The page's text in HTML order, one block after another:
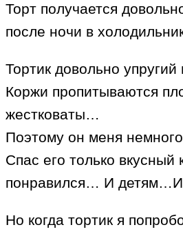
Торт получается
после ночи в
Тортик довольно упругий
Коржи пропитываются
жестковаты…
Поэтому он меня
Спас его только
понравился… И
Но когда тортик я